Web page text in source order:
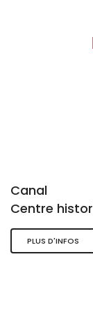
Canal
Centre
PLUS D'INFOS